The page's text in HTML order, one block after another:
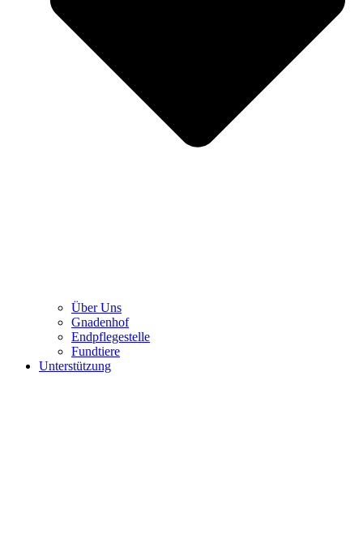
Über Uns
Gnadenhof
Endpflegestelle
Fundtiere
Unterstützung